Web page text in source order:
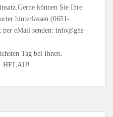
können Sie Ihre
hinterlassen (0651-
eMail senden: info@ghs-
Tag bei Ihnen.
HELAU!